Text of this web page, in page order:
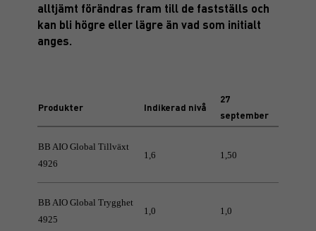
alltjämt förändras fram till de fastställs och
kan bli högre eller lägre än vad som initialt
anges.
Produkter Indikerad nivå
27
september
BB AIO Global Tillväxt
4926
1,6 1,50
BB AIO Global Trygghet
4925
1,0 1,0